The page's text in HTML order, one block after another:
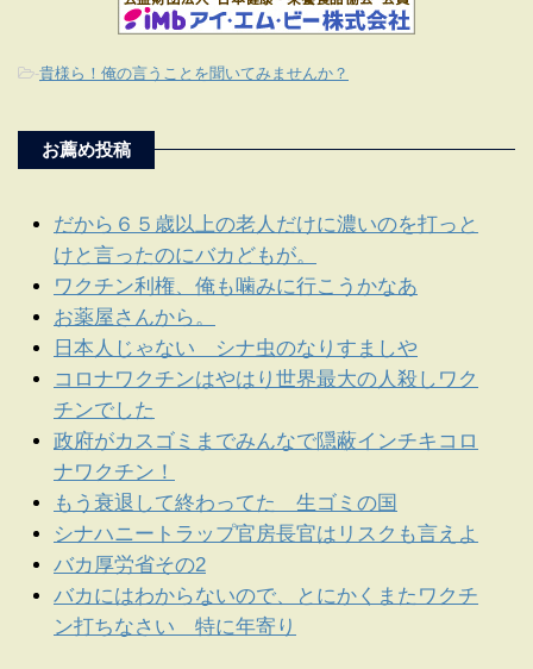
-貴様ら！俺の言うことを聞いてみませんか？
お薦め投稿
だから６５歳以上の老人だけに濃いのを打っと
けと言ったのにバカどもが。
ワクチン利権、俺も噛みに行こうかなあ
お薬屋さんから。
日本人じゃない シナ虫のなりすましや
コロナワクチンはやはり世界最大の人殺しワク
チンでした
政府がカスゴミまでみんなで隠蔽インチキコロ
ナワクチン！
もう衰退して終わってた 生ゴミの国
シナハニートラップ官房長官はリスクも言えよ
バカ厚労省その2
バカにはわからないので、とにかくまたワクチ
ン打ちなさい 特に年寄り